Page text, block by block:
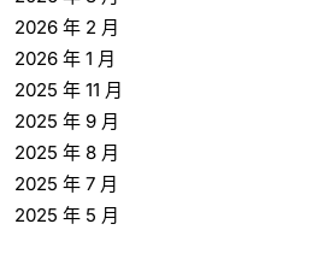
2026 年 2 月
2026 年 1 月
2025 年 11 月
2025 年 9 月
2025 年 8 月
2025 年 7 月
2025 年 5 月